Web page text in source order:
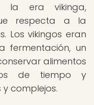
la era vikinga,
respecta a la
Los vikingos eran
fermentación, un
alimentos
de tiempo y
complejos.